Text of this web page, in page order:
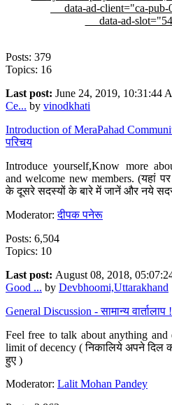
data-ad-client="ca-pub-
data-ad-
Posts: 379
Topics: 16
Last post: June 24, 2019, 10:31:44
Ce... by vinodkhati
Introduction of MeraPahad
परिचय
Introduce yourself,Know more
and welcome new members. (यहां
के दूसरे सदस्यों के बारे में जानें और नये
Moderator:दीपक पनेरू
Posts: 6,504
Topics: 10
Last post: August 08, 2018,
Good ... by Devbhoomi,Uttarakhand
General Discussion - सामान्य वार्तालाप !
Feel free to talk about anything
limit of decency ( निकालिये अपने दिल
हुए )
Moderator: Lalit Mohan Pandey